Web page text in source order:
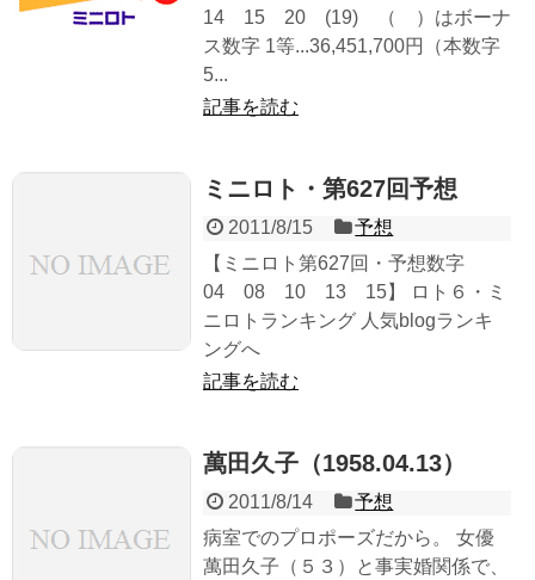
14 15 20 (19) （ ）はボーナ
ス数字 1等...36,451,700円（本数字
5...
記事を読む
ミニロト・第627回予想
2011/8/15
予想
【ミニロト第627回・予想数字
04 08 10 13 15】 ロト６・ミ
ニロトランキング 人気blogランキ
ングへ
記事を読む
萬田久子（1958.04.13）
2011/8/14
予想
病室でのプロポーズだから。 女優
萬田久子（５３）と事実婚関係で、